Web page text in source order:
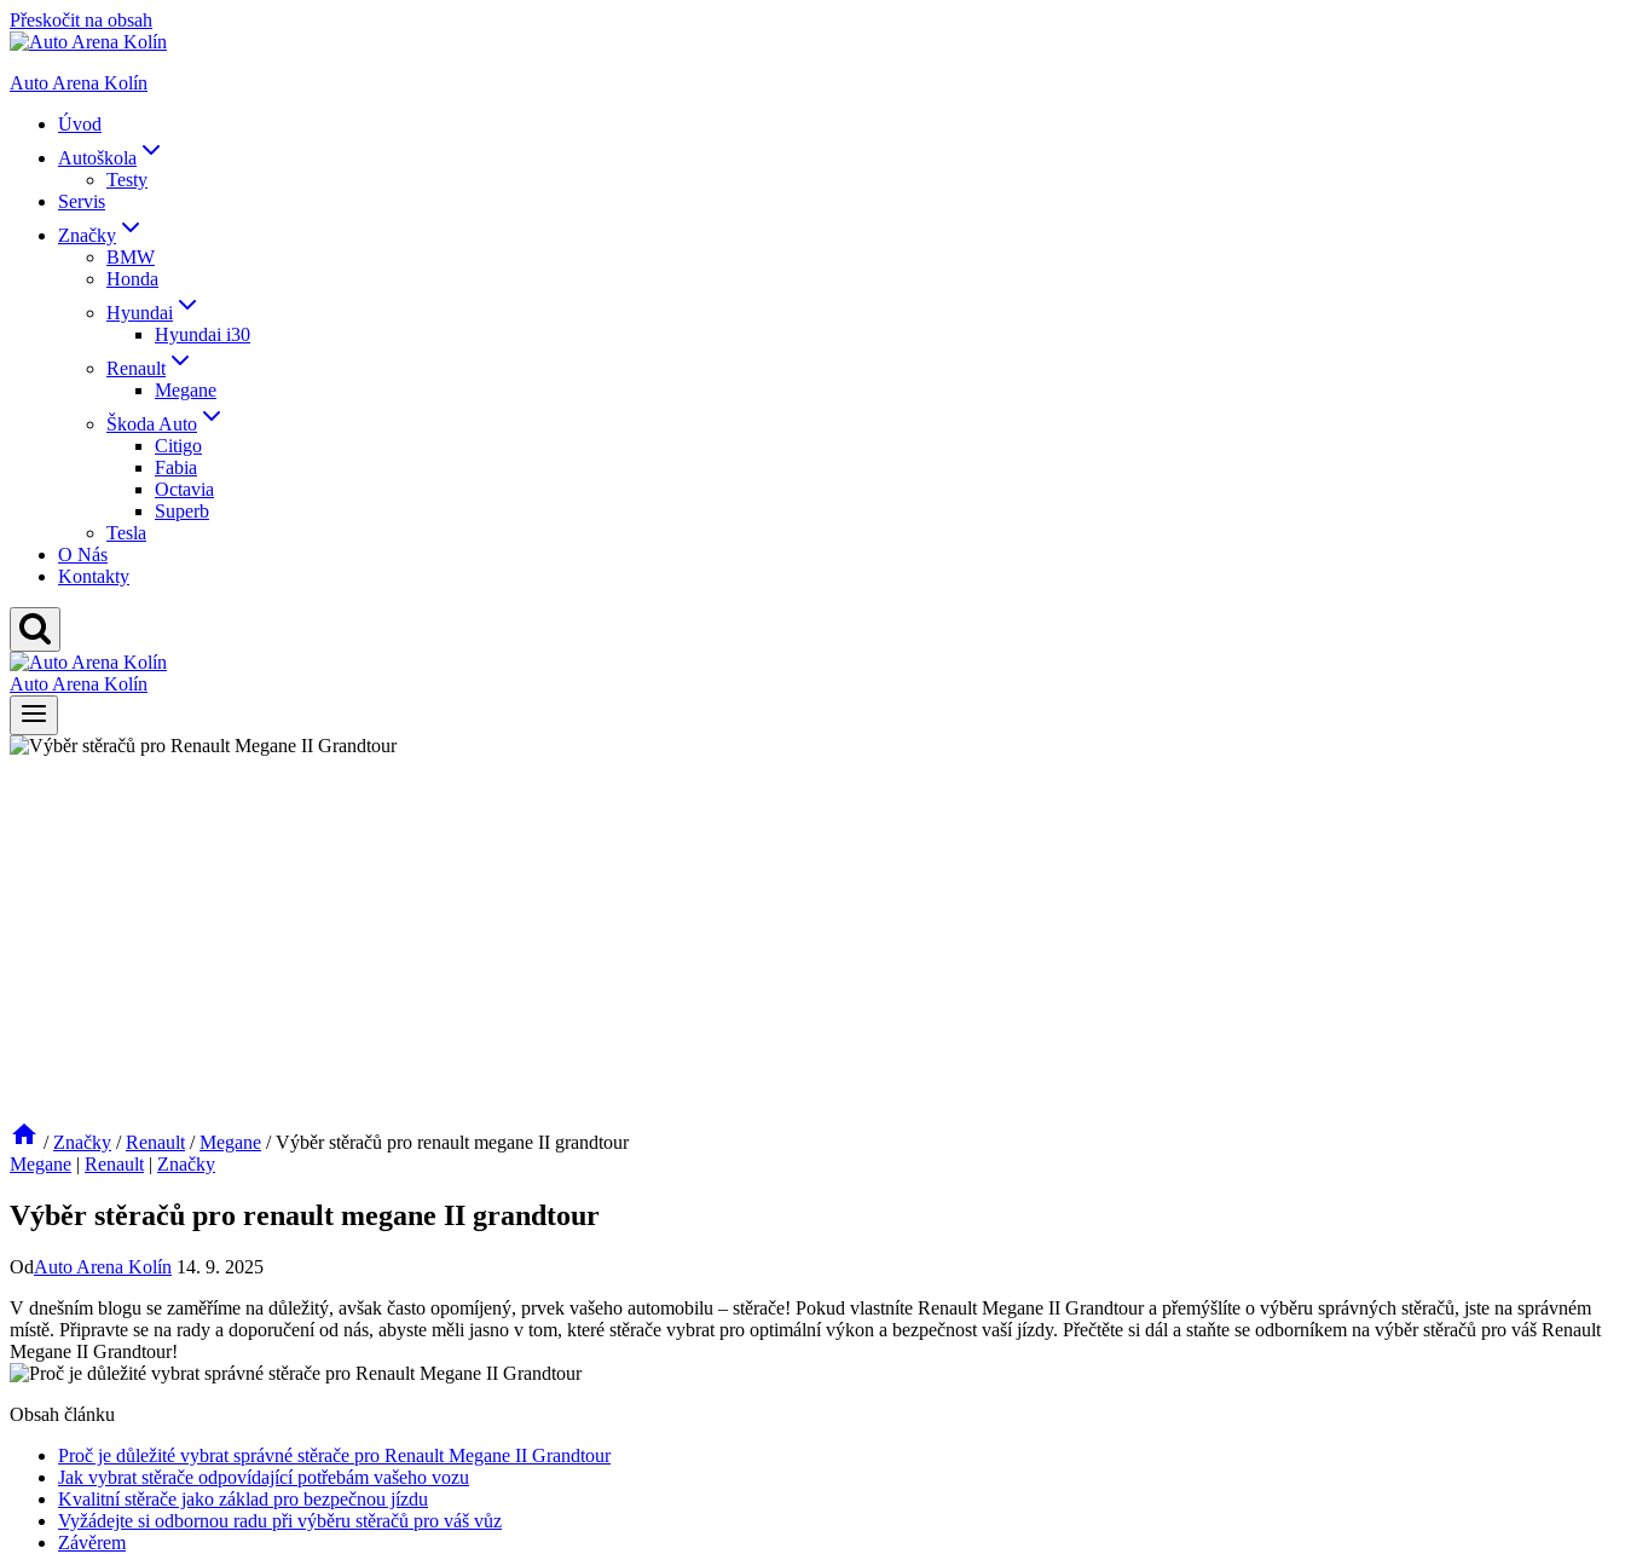
Přeskočit na obsah
Auto Arena Kolín
Úvod
Autoškola
Testy
Servis
Značky
BMW
Honda
Hyundai
Hyundai i30
Renault
Megane
Škoda Auto
Citigo
Fabia
Octavia
Superb
Tesla
O Nás
Kontakty
Auto Arena Kolín
/ Značky / Renault / Megane / Výběr stěračů pro renault megane II grandtour
Megane | Renault | Značky
Výběr stěračů pro renault megane II grandtour
OdAuto Arena Kolín 14. 9. 2025
V dnešním blogu se zaměříme na důležitý, avšak často opomíjený, prvek vašeho automobilu – stěrače! Pokud vlastníte Renault Megane II Grandtour a přemýšlíte o výběru správných stěračů, jste na správném
místě. Připravte se na rady a doporučení od nás, abyste měli jasno v tom, které stěrače vybrat pro optimální výkon a bezpečnost vaší jízdy. Přečtěte si dál a staňte se odborníkem na výběr stěračů pro váš Renault
Megane II Grandtour!
Obsah článku
Proč je důležité vybrat správné stěrače pro Renault Megane II Grandtour
Jak vybrat stěrače odpovídající potřebám vašeho vozu
Kvalitní stěrače jako základ pro bezpečnou jízdu
Vyžádejte si odbornou radu při výběru stěračů pro váš vůz
Závěrem